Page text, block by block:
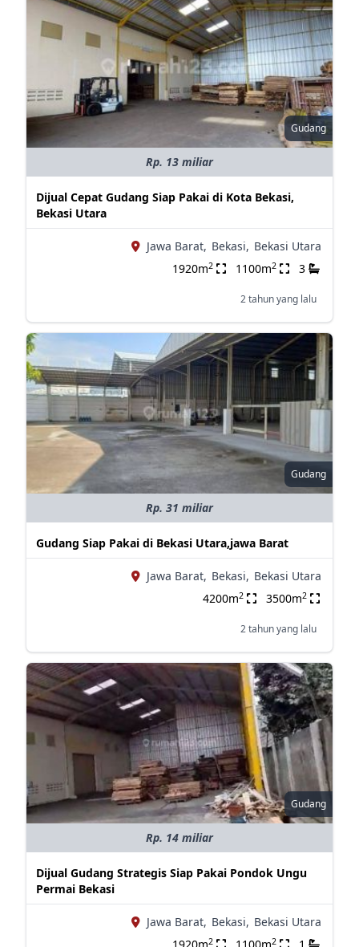
Gudang
Rp. 13 miliar
Dijual Cepat Gudang Siap Pakai di Kota Bekasi,
Bekasi Utara
Jawa Barat, Bekasi, Bekasi Utara
1920m2 1100m2 3
2 tahun yang lalu
Gudang
Rp. 31 miliar
Gudang Siap Pakai di Bekasi Utara,jawa Barat
Jawa Barat, Bekasi, Bekasi Utara
4200m2 3500m2
2 tahun yang lalu
Gudang
Rp. 14 miliar
Dijual Gudang Strategis Siap Pakai Pondok Ungu
Permai Bekasi
Jawa Barat, Bekasi, Bekasi Utara
2 2